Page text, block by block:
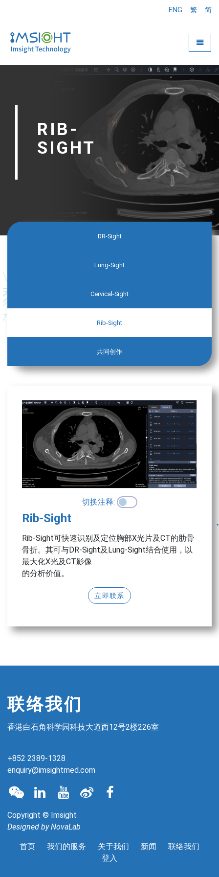
ENG 繁 简
RIB-
SIGHT
DR-Sight
Lung-Sight
Cervical-Sight
Rib-Sight
共同创作
切换注释:
Rib-Sight
Rib-Sight可快速识别及定位胸部X光片及CT的肋骨
骨折。其可与DR-Sight及Lung-Sight结合使用，以
最大化X光及CT影像
的分析价值。
立即联系
联络我们
香港白石角科学园科技大道西12号2楼226室
+852 2389-1328
enquiry@imsightmed.com
Copyright © Imsight
Designed byNovaLab
首页 我们的服务 关于我们 新闻
联络我们
登入